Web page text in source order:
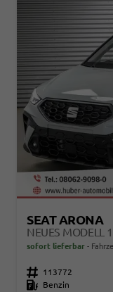
SEAT ARONA
NEUES MODELL
sofort lieferbar
Fahrzeugnr. 113772
Kraftstoff
Benzin